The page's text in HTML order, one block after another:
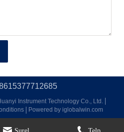
Instrument Technology Co., Ltd.
Powered by iglobalwin.com